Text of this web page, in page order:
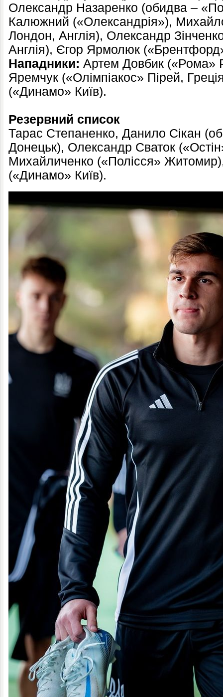
Олександр Назаренко (обидва –
Калюжний («Олександрія»),
Лондон, Англія), Олександр
Англія), Єгор Ярмолюк
Нападники: Артем Довбик («Рома»
Яремчук («Олімпіакос» Пірей,
(«Динамо» Київ).
Резервний список
Тарас Степаненко, Данило Сікан
Донецьк), Олександр Сваток
Михайличенко («Полісся»
(«Динамо» Київ).